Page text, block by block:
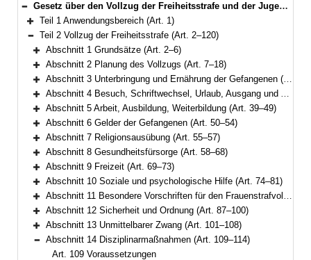
Bereich reduzieren
Gesetz über den Vollzug der Freiheitsstrafe und der Jugendstrafe (Bayerisches Strafvollzugsgesetz – BayStVollzG) Vom 10. Dezember 2007 (GVBl. S. 866) BayRS 312-2-1-J (Art. 1–209)
Bereich erweitern
Teil 1 Anwendungsbereich (Art. 1)
Bereich reduzieren
Teil 2 Vollzug der Freiheitsstrafe (Art. 2–120)
Bereich erweitern
Abschnitt 1 Grundsätze (Art. 2–6)
Bereich erweitern
Abschnitt 2 Planung des Vollzugs (Art. 7–18)
Bereich erweitern
Abschnitt 3 Unterbringung und Ernährung der Gefangenen (Art. 19–25)
Bereich erweitern
Abschnitt 4 Besuch, Schriftwechsel, Urlaub, Ausgang und Ausführung aus wichtigem Anlass (Art. 26–38)
Bereich erweitern
Abschnitt 5 Arbeit, Ausbildung, Weiterbildung (Art. 39–49)
Bereich erweitern
Abschnitt 6 Gelder der Gefangenen (Art. 50–54)
Bereich erweitern
Abschnitt 7 Religionsausübung (Art. 55–57)
Bereich erweitern
Abschnitt 8 Gesundheitsfürsorge (Art. 58–68)
Bereich erweitern
Abschnitt 9 Freizeit (Art. 69–73)
Bereich erweitern
Abschnitt 10 Soziale und psychologische Hilfe (Art. 74–81)
Bereich erweitern
Abschnitt 11 Besondere Vorschriften für den Frauenstrafvollzug (Art. 82–86)
Bereich erweitern
Abschnitt 12 Sicherheit und Ordnung (Art. 87–100)
Bereich erweitern
Abschnitt 13 Unmittelbarer Zwang (Art. 101–108)
Bereich reduzieren
Abschnitt 14 Disziplinarmaßnahmen (Art. 109–114)
Art. 109 Voraussetzungen